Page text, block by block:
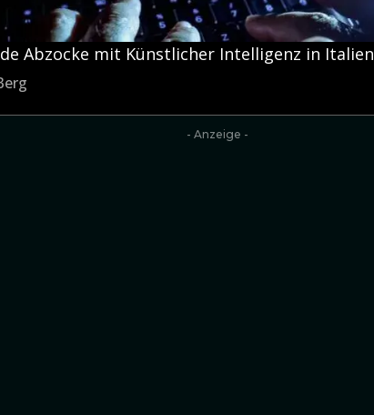
Abzocke mit Künstlicher Intelligenz in Italien
- Anzeige -